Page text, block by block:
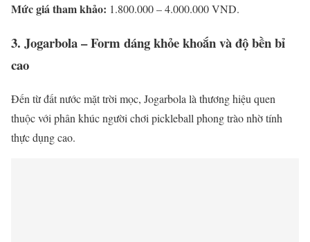
Mức giá tham khảo: 1.800.000 – 4.000.000 VND.
3. Jogarbola – Form dáng khỏe khoắn và độ bền bỉ
cao
Đến từ đất nước mặt trời mọc, Jogarbola là thương hiệu quen
thuộc với phân khúc người chơi pickleball phong trào nhờ tính
thực dụng cao.